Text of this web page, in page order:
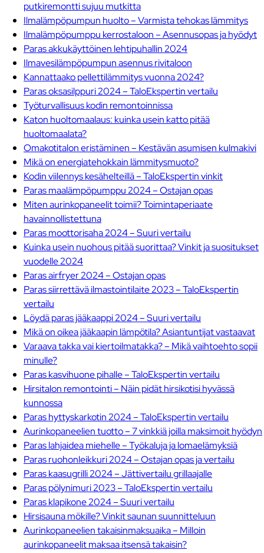
putkiremontti sujuu mutkitta
Ilmalämpöpumpun huolto – Varmista tehokas lämmitys
Ilmalämpöpumppu kerrostaloon – Asennusopas ja hyödyt
Paras akkukäyttöinen lehtipuhallin 2024
Ilmavesilämpöpumpun asennus rivitaloon
Kannattaako pellettilämmitys vuonna 2024?
Paras oksasilppuri 2024 – TaloEkspertin vertailu
Työturvallisuus kodin remontoinnissa
Katon huoltomaalaus: kuinka usein katto pitää
huoltomaalata?
Omakotitalon eristäminen – Kestävän asumisen kulmakivi
Mikä on energiatehokkain lämmitysmuoto?
Kodin viilennys kesähelteillä – TaloEkspertin vinkit
Paras maalämpöpumppu 2024 – Ostajan opas
Miten aurinkopaneelit toimii? Toimintaperiaate
havainnollistettuna
Paras moottorisaha 2024 – Suuri vertailu
Kuinka usein nuohous pitää suorittaa? Vinkit ja suositukset
vuodelle 2024
Paras airfryer 2024 – Ostajan opas
Paras siirrettävä ilmastointilaite 2023 – TaloEkspertin
vertailu
Löydä paras jääkaappi 2024 – Suuri vertailu
Mikä on oikea jääkaapin lämpötila? Asiantuntijat vastaavat
Varaava takka vai kiertoilmatakka? – Mikä vaihtoehto sopii
minulle?
Paras kasvihuone pihalle – TaloEkspertin vertailu
Hirsitalon remontointi – Näin pidät hirsikotisi hyvässä
kunnossa
Paras hyttyskarkotin 2024 – TaloEkspertin vertailu
Aurinkopaneelien tuotto – 7 vinkkiä joilla maksimoit hyödyn
Paras lahjaidea miehelle – Työkaluja ja lomaelämyksiä
Paras ruohonleikkuri 2024 – Ostajan opas ja vertailu
Paras kaasugrilli 2024 – Jättivertailu grillaajalle
Paras pölynimuri 2023 – TaloEkspertin vertailu
Paras klapikone 2024 – Suuri vertailu
Hirsisauna mökille? Vinkit saunan suunnitteluun
Aurinkopaneelien takaisinmaksuaika – Milloin
aurinkopaneelit maksaa itsensä takaisin?